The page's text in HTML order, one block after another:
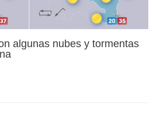
algunas nubes y tormentas